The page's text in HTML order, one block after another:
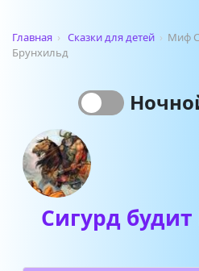
Главная › Сказки для детей › Миф
Брунхильд
Сигурд